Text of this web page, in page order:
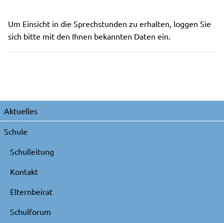
Um Einsicht in die Sprechstunden zu erhalten, loggen Sie
sich bitte mit den Ihnen bekannten Daten ein.
Navigation
überspringen
Aktuelles
Schule
Schulleitung
Kontakt
Elternbeirat
Schulforum